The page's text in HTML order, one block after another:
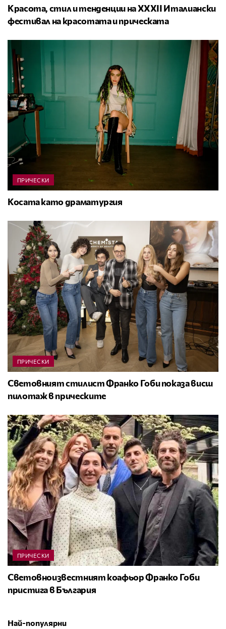
Красота, стил и тенденции на XXXII Италиански
фестивал на красотата и прическата
ПРИЧЕСКИ
Косата като драматургия
ПРИЧЕСКИ
Световният стилист Франко Гоби показа висш
пилотаж в прическите
ПРИЧЕСКИ
Световноизвестният коафьор Франко Гоби
пристига в България
Най-популярни